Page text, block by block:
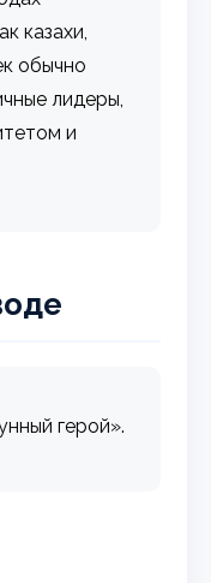
казахи,
обычно
лидеры,
и
герой».